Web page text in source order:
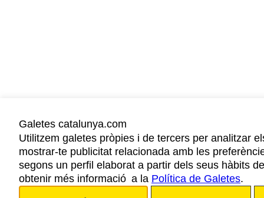
Galetes catalunya.com
Utilitzem galetes pròpies i de tercers per analitzar
mostrar-te publicitat relacionada amb les
segons un perfil elaborat a partir dels seus hàbits
obtenir més informació a la Política de Galetes.